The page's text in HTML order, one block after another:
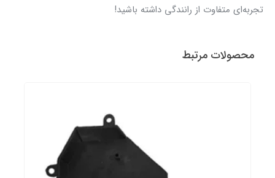
تجربه‌ای متفاوت از رانندگی داشته باشید!
محصولات مرتبط